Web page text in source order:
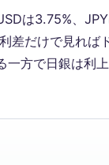
は3.75%、
差だけで見れば
方で日銀は利上